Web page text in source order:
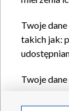
Twoje
takich jak:
Twoje
Partnerów